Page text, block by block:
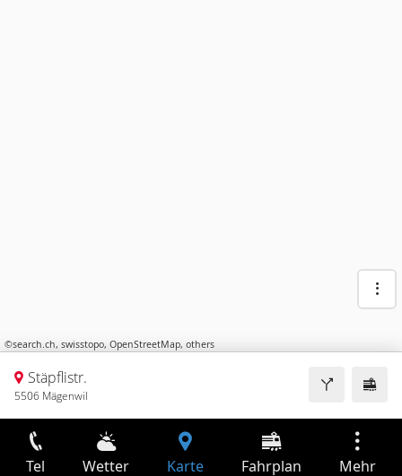
©search.ch, swisstopo, OpenStreetMap, others
Stäpflistr.
5506 Mägenwil
Tel Wetter Karte Fahrplan Mehr